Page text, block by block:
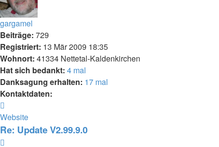
gargamel
Beiträge: 729
Registriert: 13 Mär 2009 18:35
Wohnort: 41334 Nettetal-Kaldenkirchen
Hat sich bedankt: 4 mal
Danksagung erhalten: 17 mal
Kontaktdaten:
von
gargamel
Website
Re: Update V2.99.9.0